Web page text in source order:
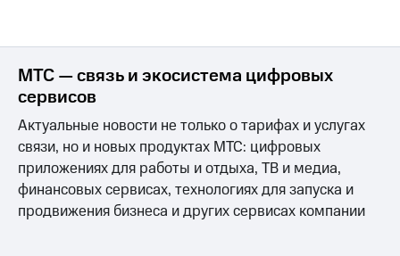
МТС — связь и экосистема цифровых
сервисов
Актуальные новости не только о тарифах и услугах
связи, но и новых продуктах МТС: цифровых
приложениях для работы и отдыха, ТВ и медиа,
финансовых сервисах, технологиях для запуска и
продвижения бизнеса и других сервисах компании